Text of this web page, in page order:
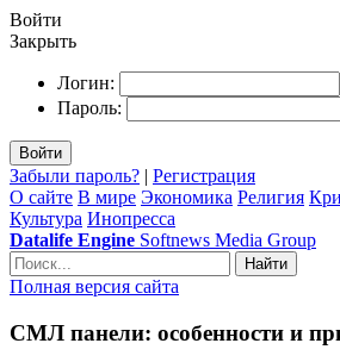
Войти
Закрыть
Логин:
Пароль:
Войти
Забыли пароль? | Регистрация
О сайте В мире Экономика Религия
Культура Инопресса
Datalife Engine Softnews Media Group
Найти
Полная версия сайта
СМЛ панели: особенности и